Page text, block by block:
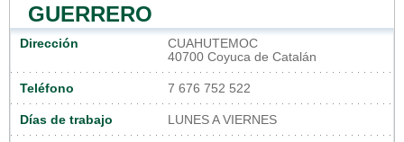
GUERRERO
Dirección
CUAHUTEMOC
40700 Coyuca de Catalán
Teléfono 7 676 752 522
Días de trabajo LUNES A VIERNES